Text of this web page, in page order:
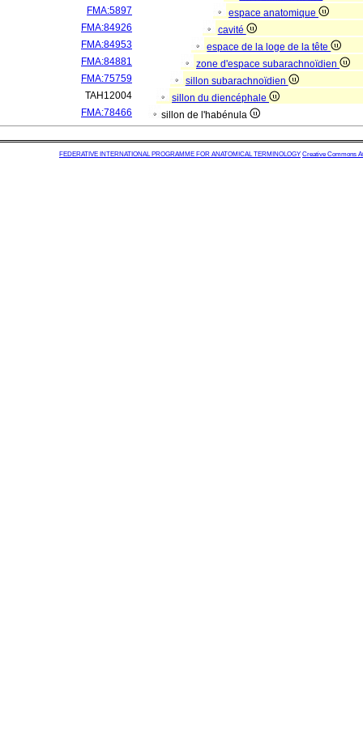
FMA:5897
espace anatomique
FMA:84926
cavité
FMA:84953
espace de la loge de la tête
FMA:84881
zone d'espace subarachnoïdien
FMA:75759
sillon subarachnoïdien
TAH12004
sillon du diencéphale
FMA:78466
sillon de l'habénula
FEDERATIVE INTERNATIONAL PROGRAMME FOR ANATOMICAL TERMINOLOGY Creative Commons